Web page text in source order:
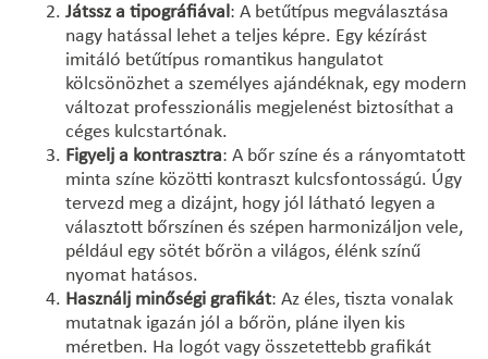
Játssz a tipográfiával: A betűtípus megválasztása
nagy hatással lehet a teljes képre. Egy kézírást
imitáló betűtípus romantikus hangulatot
kölcsönözhet a személyes ajándéknak, egy modern
változat professzionális megjelenést biztosíthat a
céges kulcstartónak.
Figyelj a kontrasztra: A bőr színe és a rányomtatott
minta színe közötti kontraszt kulcsfontosságú. Úgy
tervezd meg a dizájnt, hogy jól látható legyen a
választott bőrszínen és szépen harmonizáljon vele,
például egy sötét bőrön a világos, élénk színű
nyomat hatásos.
Használj minőségi grafikát: Az éles, tiszta vonalak
mutatnak igazán jól a bőrön, pláne ilyen kis
méretben. Ha logót vagy összetettebb grafikát